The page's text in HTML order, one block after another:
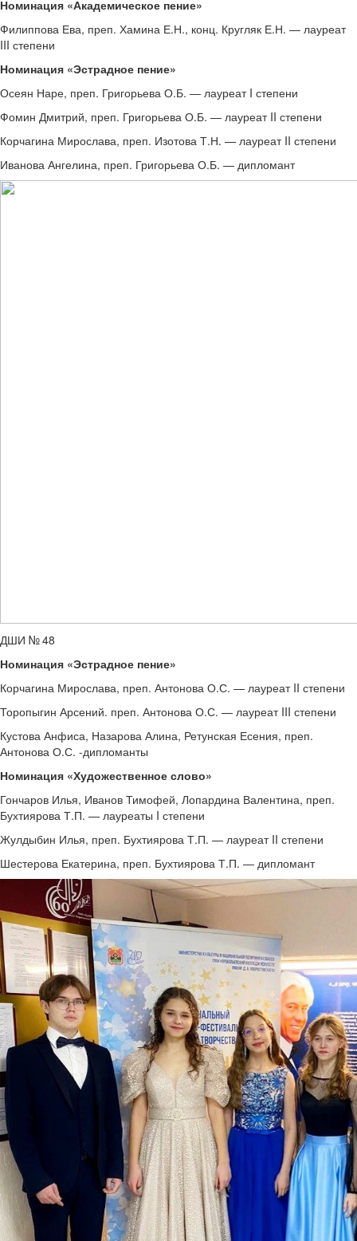
Номинация «Академическое пение»
Филиппова Ева, преп. Хамина Е.Н., конц. Кругляк Е.Н. — лауреат
III степени
Номинация «Эстрадное пение»
Осеян Наре, преп. Григорьева О.Б. — лауреат I степени
Фомин Дмитрий, преп. Григорьева О.Б. — лауреат II степени
Корчагина Мирослава, преп. Изотова Т.Н. — лауреат II степени
Иванова Ангелина, преп. Григорьева О.Б. — дипломант
ДШИ № 48
Номинация «Эстрадное пение»
Корчагина Мирослава, преп. Антонова О.С. — лауреат II степени
Торопыгин Арсений. преп. Антонова О.С. — лауреат III степени
Кустова Анфиса, Назарова Алина, Ретунская Есения, преп.
Антонова О.С. -дипломанты
Номинация «Художественное слово»
Гончаров Илья, Иванов Тимофей, Лопардина Валентина, преп.
Бухтиярова Т.П. — лауреаты I степени
Жулдыбин Илья, преп. Бухтиярова Т.П. — лауреат II степени
Шестерова Екатерина, преп. Бухтиярова Т.П. — дипломант